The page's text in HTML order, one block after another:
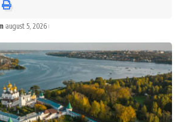
august 5, 2026